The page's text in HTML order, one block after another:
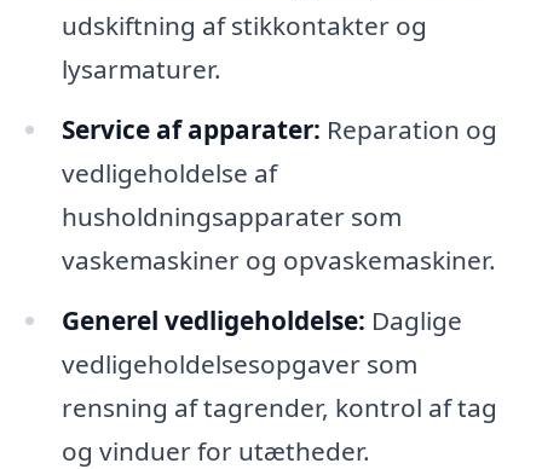
udskiftning af stikkontakter og
lysarmaturer.
Service af apparater: Reparation og
vedligeholdelse af
husholdningsapparater som
vaskemaskiner og opvaskemaskiner.
Generel vedligeholdelse: Daglige
vedligeholdelsesopgaver som
rensning af tagrender, kontrol af tag
og vinduer for utætheder.